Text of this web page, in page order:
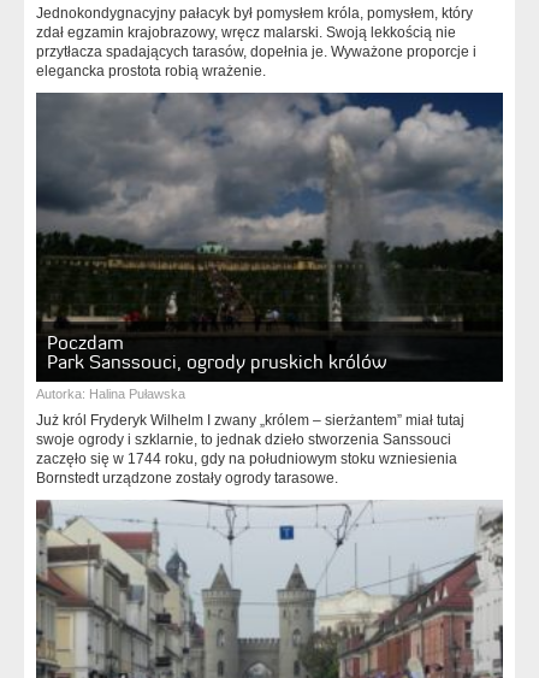
Jednokondygnacyjny pałacyk był pomysłem króla, pomysłem, który
zdał egzamin krajobrazowy, wręcz malarski. Swoją lekkością nie
przytłacza spadających tarasów, dopełnia je. Wyważone proporcje i
elegancka prostota robią wrażenie.
Poczdam
Park Sanssouci, ogrody pruskich królów
Autorka: Halina Puławska
Już król Fryderyk Wilhelm I zwany „królem – sierżantem” miał tutaj
swoje ogrody i szklarnie, to jednak dzieło stworzenia Sanssouci
zaczęło się w 1744 roku, gdy na południowym stoku wzniesienia
Bornstedt urządzone zostały ogrody tarasowe.